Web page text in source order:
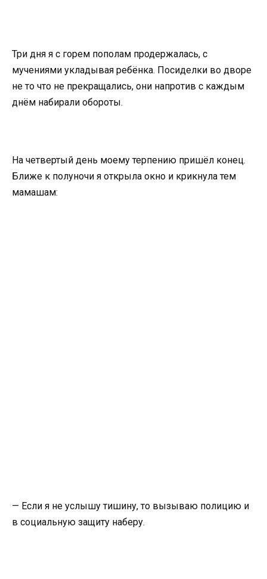
Три дня я с горем пополам продержалась, с
мучениями укладывая ребёнка. Посиделки во дворе
не то что не прекращались, они напротив с каждым
днём набирали обороты.
На четвертый день моему терпению пришёл конец.
Ближе к полуночи я открыла окно и крикнула тем
мамашам:
— Если я не услышу тишину, то вызываю полицию и
в социальную защиту наберу.